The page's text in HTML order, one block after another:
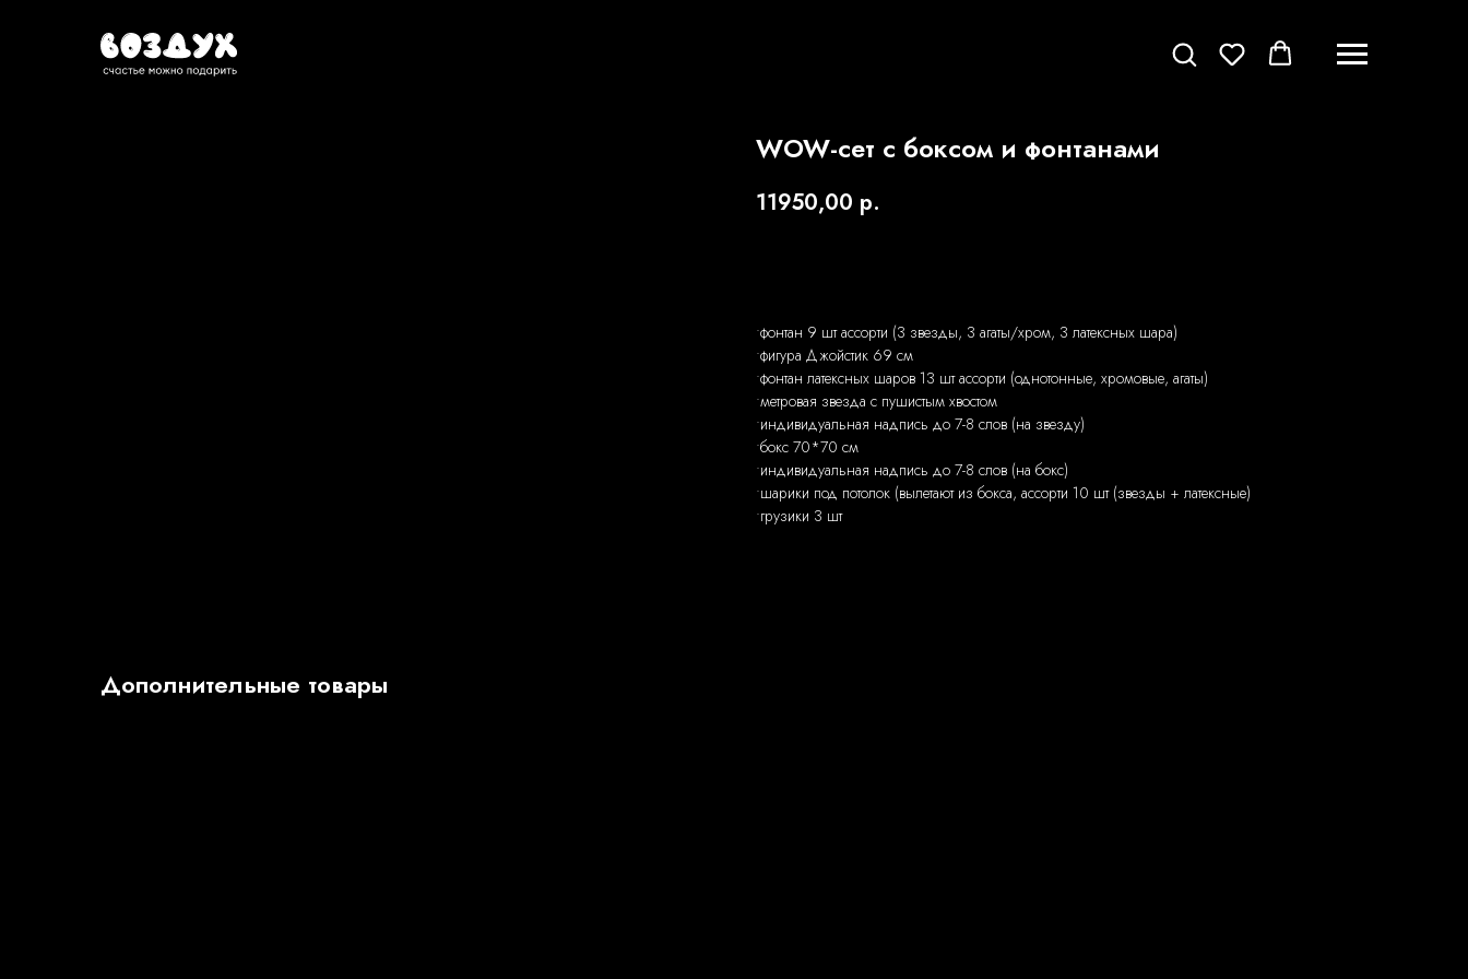
WOW-сет с боксом и фонтанами
11950,00 р.
•фонтан 9 шт ассорти (3 звезды, 3 агаты/хром, 3 латексных шара)
•фигура Джойстик 69 см
•фонтан латексных шаров 13 шт ассорти (однотонные, хромовые, агаты)
•метровая звезда с пушистым хвостом
•индивидуальная надпись до 7-8 слов (на звезду)
•бокс 70*70 см
•индивидуальная надпись до 7-8 слов (на бокс)
•шарики под потолок (вылетают из бокса, ассорти 10 шт (звезды + латексные)
•грузики 3 шт
Дополнительные товары